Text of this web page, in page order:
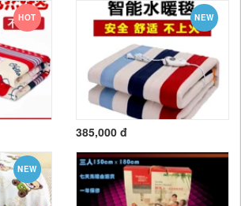
HOT NEW
385,000 đ
NEW